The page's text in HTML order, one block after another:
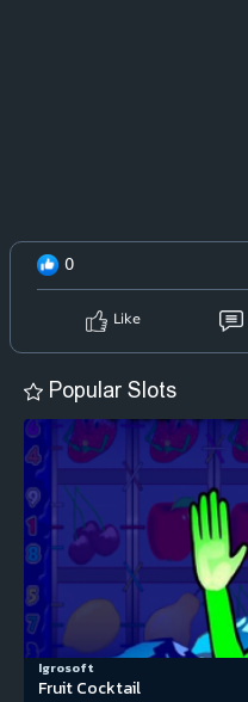
0
Like
Popular Slots
Igrosoft
Fruit Cocktail